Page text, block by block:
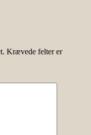
Krævede felter er